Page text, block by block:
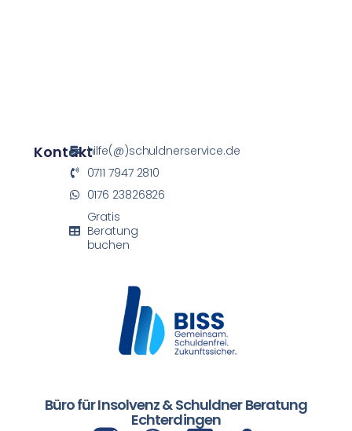
Büro für Insolvenz & Schuldner Beratung
Echterdingen
Kontakthilfe(@)schuldnerservice.de
0711 7947 2810
0176 23826826
Gratis
Beratung
buchen